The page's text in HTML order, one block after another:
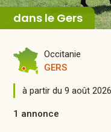
dans le Gers
Occitanie
GERS
à partir du 9 août 2026
1 annonce